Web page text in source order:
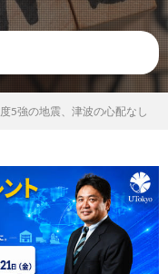
5強の地震、津波の心配なし